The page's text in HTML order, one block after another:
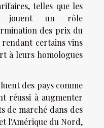
telles que les
jouent un rôle
des prix du
certains vins
à leurs homologues
des pays comme
réussi à augmenter
de marché dans des
l'Amérique du Nord,